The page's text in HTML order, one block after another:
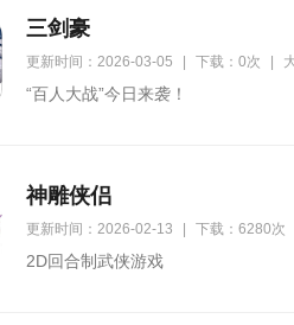
三剑豪
更新时间：2026-03-05 下载：0次
“百人大战”今日来袭！
神雕侠侣
更新时间：2026-02-13 下载：6280次
2D回合制武侠游戏